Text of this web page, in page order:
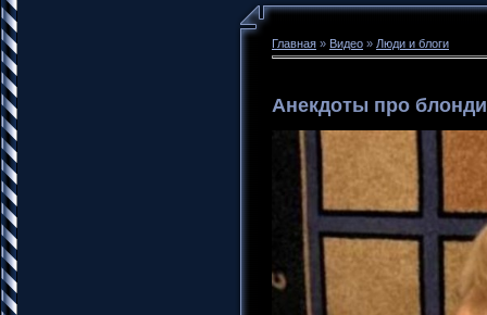
Главная » Видео » Люди и блоги
Анекдоты про